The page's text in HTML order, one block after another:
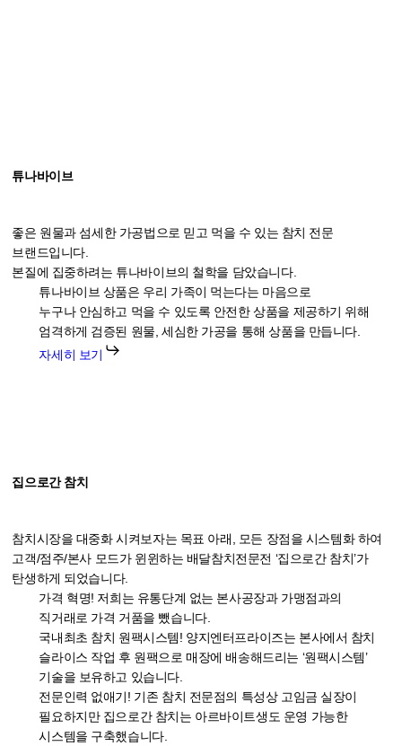
튜나바이브
좋은 원물과 섬세한 가공법으로 믿고 먹을 수 있는 참치 전문
브랜드입니다.
본질에 집중하려는 튜나바이브의 철학을 담았습니다.
튜나바이브 상품은 우리 가족이 먹는다는 마음으로
누구나 안심하고 먹을 수 있도록 안전한 상품을 제공하기 위해
엄격하게 검증된 원물, 세심한 가공을 통해 상품을 만듭니다.
자세히 보기
집으로간 참치
참치시장을 대중화 시켜보자는 목표 아래, 모든 장점을 시스템화 하여
고객/점주/본사 모드가 윈윈하는 배달참치전문전 ‘집으로간 참치’가
탄생하게 되었습니다.
가격 혁명! 저희는 유통단계 없는 본사공장과 가맹점과의
직거래로 가격 거품을 뺐습니다.
국내최초 참치 원팩시스템! 양지엔터프라이즈는 본사에서 참치
슬라이스 작업 후 원팩으로 매장에 배송해드리는 ‘원팩시스템’
기술을 보유하고 있습니다.
전문인력 없애기! 기존 참치 전문점의 특성상 고임금 실장이
필요하지만 집으로간 참치는 아르바이트생도 운영 가능한
시스템을 구축했습니다.